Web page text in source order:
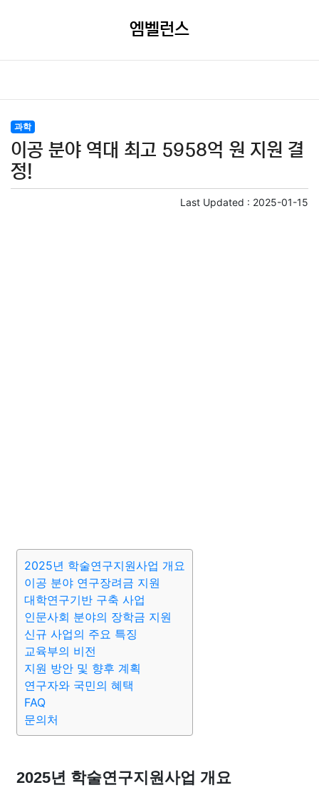
엠벨런스
과학
이공 분야 역대 최고 5958억 원 지원 결
정!
Last Updated : 2025-01-15
2025년 학술연구지원사업 개요
이공 분야 연구장려금 지원
대학연구기반 구축 사업
인문사회 분야의 장학금 지원
신규 사업의 주요 특징
교육부의 비전
지원 방안 및 향후 계획
연구자와 국민의 혜택
FAQ
문의처
2025년 학술연구지원사업 개요